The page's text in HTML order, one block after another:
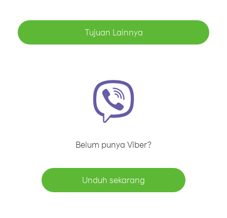
Tujuan Lainnya
Belum punya Viber?
Unduh sekarang